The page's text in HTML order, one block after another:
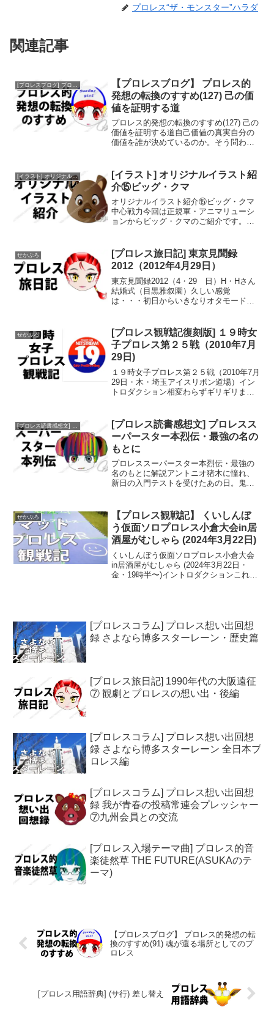
プロレス“ザ・モンスター”ハラダ
関連記事
【プロレスブログ】 プロレス的
発想の転換のすすめ(127) 己の価
値を証明する道
プロレス的発想の転換のすすめ(127) 己の
価値を証明する道自己価値の真実自分の
価値を誰が決めているのか。そう問われ
正解とは言えません。例えば、会社は仕
事面のあなたしか...
[イラスト] オリジナルイラスト紹介
[イラスト] オリジナルイラスト紹
介⑮ビッグ・クマ
オリジナルイラスト紹介⑮ビッグ・クマ
中心戦力今回は正規軍・アニマリューシ
ョンからビッグ・クマのご紹介です。ビ
しくて力持ち巨大と怪力を備えながら、
持ち前の才能を生かし切れ...
せかぷろ
[プロレス旅日記] 東京見聞録
2012（2012年4月29日）
東京見聞録2012（4・29 日）H・Hさん
結婚式（目黒雅叙園）久しい感覚
は・・・初日からいきなりオタモード全
ンイベント＾＾といってもヒーロー大好
き、プロレス大好きな新...
せかぷろ
[プロレス観戦記復刻版] １９時女
子プロレス第２５戦（2010年7月
29日)
１９時女子プロレス第２５戦（2010年7月
29日・木・埼玉アイスリボン道場）イン
トロダクション相変わらずギリギリまで
うか？？そんでもっていきなりCMはいる
しっ！え？スポ...
[プロレス読書感想文] プロレスス
ーパースター本烈伝・最強の名の
もとに
プロレススーパースター本烈伝・最強の
名のもとに解説アントニオ猪木に憧れ、
新日の入門テストを受けたあの日。鬼の
明について旧UWFへ―。ダイナマイト・
キッド、越中詩郎とのバ...
せかぷろ
【プロレス観戦記】 くいしんぼ
う仮面ソロプロレス小倉大会in居
酒屋がむしゃら (2024年3月22日)
くいしんぼう仮面ソロプロレス小倉大会
in居酒屋がむしゃら (2024年3月22日・
金・19時半〜)イントロダクションこれま
[プロレスコラム] プロレス想い出回想
録 さよなら博多スターレーン・歴史篇
[プロレス旅日記] 1990年代の大阪遠征
⑦ 観劇とプロレスの想い出・後編
[プロレスコラム] プロレス想い出回想
録 さよなら博多スターレーン 全日本プ
ロレス編
[プロレスコラム] プロレス想い出回想
録 我が青春の投稿常連会プレッシャー
⑦九州会員との交流
[プロレス入場テーマ曲] プロレス的音
楽徒然草 THE FUTURE(ASUKAのテ
ーマ)
【プロレスブログ】 プロレス的発想の転
換のすすめ(91) 魂が還る場所としてのプ
ロレス
[プロレス用語辞典] (サ行) 差し替え